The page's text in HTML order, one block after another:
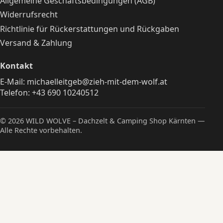
Widerrufsrecht
Richtlinie für Rückerstattungen und Rückgaben
Versand & Zahlung
Kontakt
E-Mail: michaelleitgeb@zieh-mit-dem-wolf.at
Telefon: +43 690 10240512
© 2026 WILD WOLVE – Dachzelt & Camping Shop Kärnten —
Alle Rechte vorbehalten.